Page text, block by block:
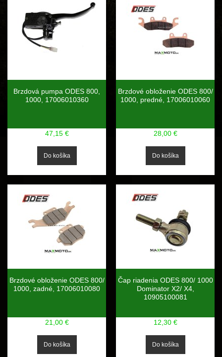
Brzdová pumpa ODES 800,
1000, 17006010360
47,15 €
Brzdové obloženie ODES 800/
1000, predné, 17006010060
28,00 €
Brzdové obloženie ODES 800/
1000, zadné, 17006010080
21,00 €
Čap riadenia ODES 800/ 1000
Dominator X2/ X4,
10905100081
12,30 €